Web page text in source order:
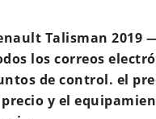
Talisman 2019
los correos
de control. el
y el